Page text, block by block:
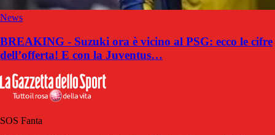
News
BREAKING - Suzuki ora è vicino al PSG: ecco le cifre
dell’offerta! E con la Juventus…
SOS Fanta